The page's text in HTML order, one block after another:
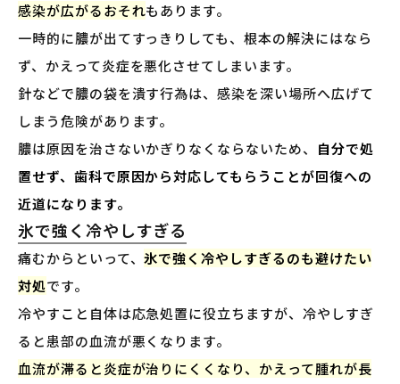
感染が広がるおそれもあります。
一時的に膿が出てすっきりしても、根本の解決にはなら
ず、かえって炎症を悪化させてしまいます。
針などで膿の袋を潰す行為は、感染を深い場所へ広げて
しまう危険があります。
膿は原因を治さないかぎりなくならないため、
自分で処
置せず、歯科で原因から対応してもらうことが回復への
近道になります。
氷で強く冷やしすぎる
痛むからといって、氷で強く冷やしすぎるのも避けたい
対処です。
冷やすこと自体は応急処置に役立ちますが、冷やしすぎ
ると患部の血流が悪くなります。
血流が滞ると炎症が治りにくくなり、かえって腫れが長